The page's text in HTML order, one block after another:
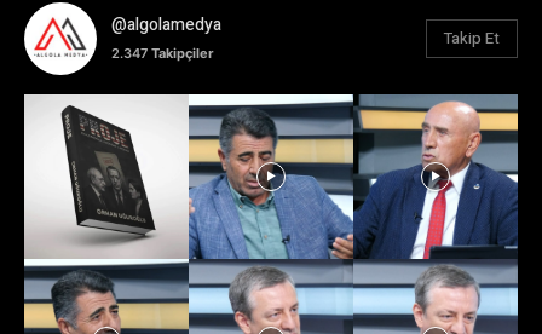
@algolamedya
2.347 Takipçiler
Takip Et